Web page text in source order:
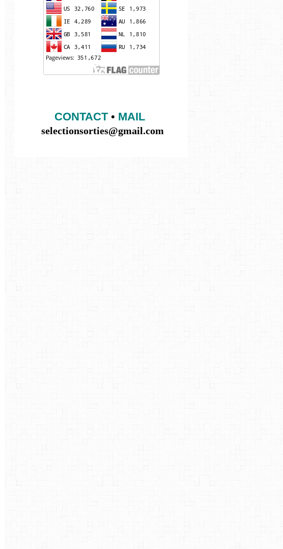
CONTACT• MAIL
selectionsorties@gmail.com